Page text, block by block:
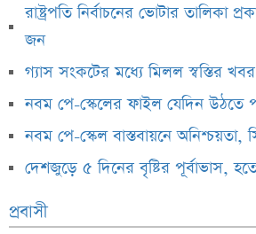
আজকের স্বর্ণের বাজারদর: ০৭ আগস্ট
২০২৬ সালের প্রথম পূর্ণগ্রাস সূর্যগ্রহণ
যাবে
Vivo S2 উন্মোচন, ৭,০৫০mAh
7360-Turbo চিপ, বাংলাদেশে দাম
শীতকালীন ছুটির আগে শেষ হবে জুনিয়র
পশ্চিমবঙ্গে মসজিদের মাইক অপসারণ
রাষ্ট্রপতি নির্বাচনের ভোটার তালিকা
জন
গ্যাস সংকটের মধ্যে মিলল স্বস্তির খবর
নবম পে-স্কেলের ফাইল যেদিন উঠতে
নবম পে-স্কেল বাস্তবায়নে অনিশ্চয়তা,
দেশজুড়ে ৫ দিনের বৃষ্টির পূর্বাভাস,
প্রবাসী